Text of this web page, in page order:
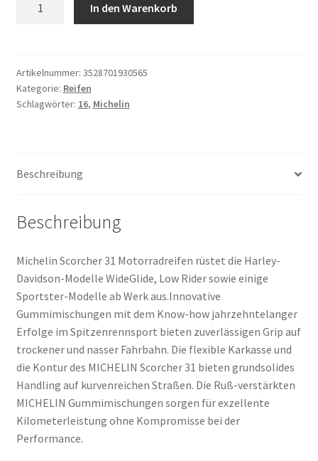
150/80
B
16
Menge
In den Warenkorb
Artikelnummer: 3528701930565
Kategorie: Reifen
Schlagwörter: 16, Michelin
Beschreibung
Beschreibung
Michelin Scorcher 31 Motorradreifen rüstet die Harley-
Davidson-Modelle WideGlide, Low Rider sowie einige
Sportster-Modelle ab Werk aus.Innovative
Gummimischungen mit dem Know-how jahrzehntelanger
Erfolge im Spitzenrennsport bieten zuverlässigen Grip auf
trockener und nasser Fahrbahn. Die flexible Karkasse und
die Kontur des MICHELIN Scorcher 31 bieten grundsolides
Handling auf kurvenreichen Straßen. Die Ruß-verstärkten
MICHELIN Gummimischungen sorgen für exzellente
Kilometerleistung ohne Kompromisse bei der
Performance.